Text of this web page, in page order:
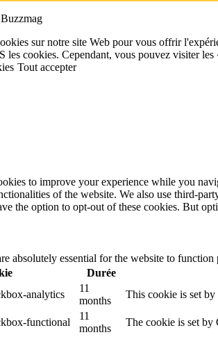
sur notre site Web pour vous offrir
les cookies. Cependant, vous pouvez visiter
Tout accepter
to improve your experience while you
of the website. We also use third-
the option to opt-out of these cookies. But
absolutely essential for the website to
Durée
analytics
11
months
This cookie is set
functional
11
months
The cookie is set by